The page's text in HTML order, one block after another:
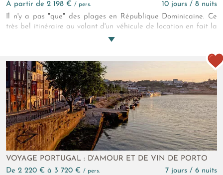
à partir de 2 198 € / pers.
10 jours / 8 nuits
Il n'y a pas "que" des plages en République Dominicaine. Ce
très bel itinéraire au volant d'un véhicule de location en fait la
preuve. La diversité de ce petit territoire est étonnante, la
VOYAGE PORTUGAL : D'AMOUR ET DE VIN DE PORTO
de 2 220 € à 3 720 € / pers.
7 jours / 6 nuits